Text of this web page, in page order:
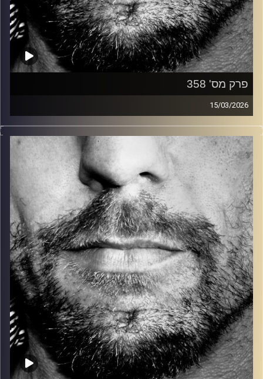
פרק מס' 358
15/03/2026
זיפים, מוזיקה מחוספסת של הופעות חיות. הרבה ג'אם, רוק,
בלוז, bluegrass, ג'אז, Fאנק, פרוגרסיב ואפילו אלקטרוניקה.
כל מה שחי, אמיתי ונושם.
עם שמוליק רגב.
קרדיט תמונות: David Goehring